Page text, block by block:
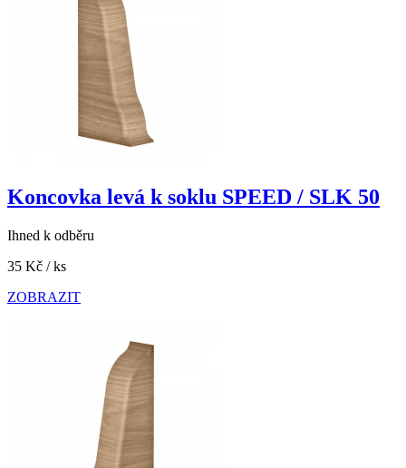
Koncovka levá k soklu SPEED / SLK 50
Ihned k odběru
35 Kč / ks
ZOBRAZIT